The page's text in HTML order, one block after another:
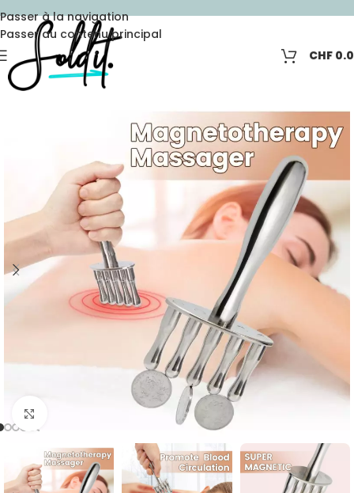
Passer à la navigation
Passer au contenu principal
CHF